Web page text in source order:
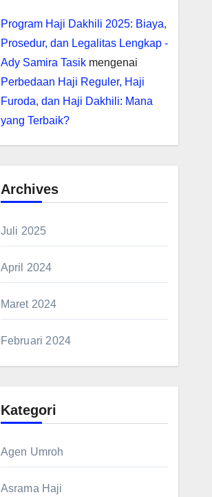
Program Haji Dakhili 2025: Biaya,
Prosedur, dan Legalitas Lengkap -
Ady Samira Tasikmengenai
Perbedaan Haji Reguler, Haji
Furoda, dan Haji Dakhili: Mana
yang Terbaik?
Archives
Juli 2025
April 2024
Maret 2024
Februari 2024
Kategori
Agen Umroh
Asrama Haji